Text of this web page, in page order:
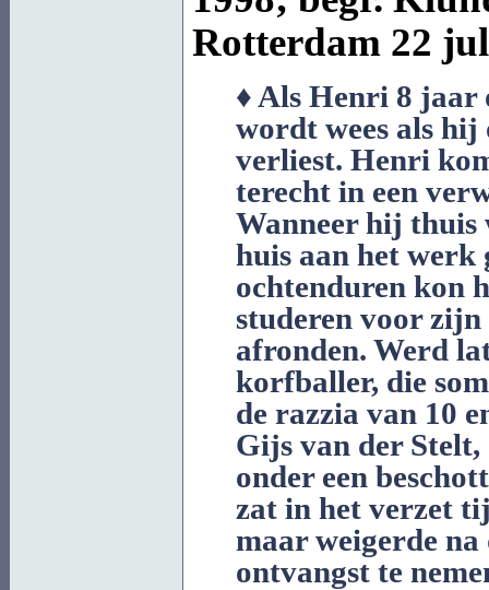
Rotterdam 22
♦ Als Henri 8 jaar
wordt wees als
verliest. Henri
terecht in een
Wanneer hij thuis
huis aan het werk
ochtenduren kon
studeren voor
afronden. Werd
korfballer, die
de razzia van 10
Gijs van der Stelt,
onder een
zat in het verzet
maar weigerde
ontvangst te